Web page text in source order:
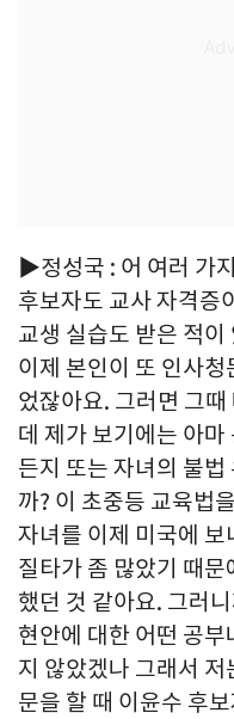
▶정성국 : 어 여러 가
후보자도 교사 자격증
교생 실습도 받은 적
이제 본인이 또 인사
었잖아요. 그러면 그
데 제가 보기에는 아
든지 또는 자녀의 불법
까? 이 초중등 교육법
자녀를 이제 미국에
질타가 좀 많았기 때
했던 것 같아요. 그러
현안에 대한 어떤 공
지 않았겠나 그래서 저
문을 할 때 이윤수 후